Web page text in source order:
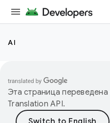
AI
Эта страница
Translation API.